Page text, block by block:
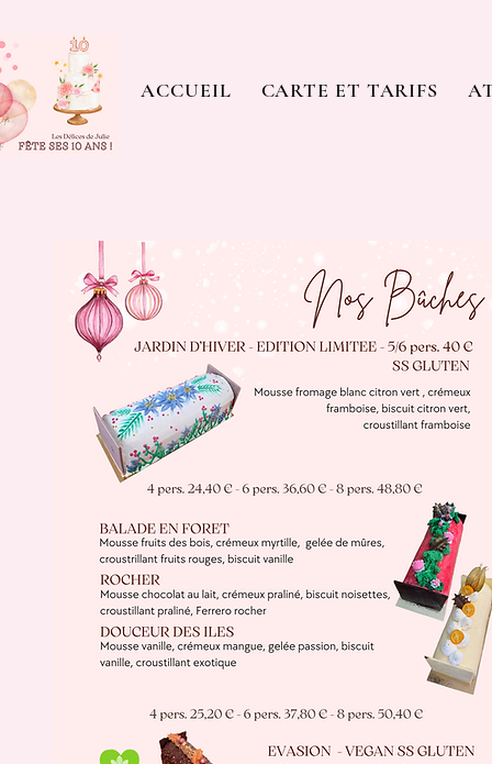
ACCUEIL CARTE ET TARIFS